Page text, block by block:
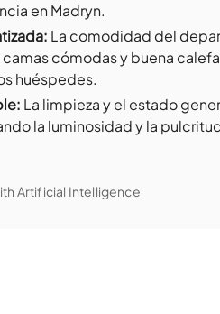
en Madryn.
: La comodidad del
cómodas y buena
huéspedes.
: La limpieza y el estado
la luminosidad y la
Artificial Intelligence